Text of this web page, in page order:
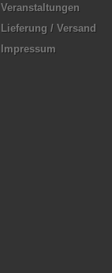
Veranstaltungen
Lieferung / Versand
Impressum